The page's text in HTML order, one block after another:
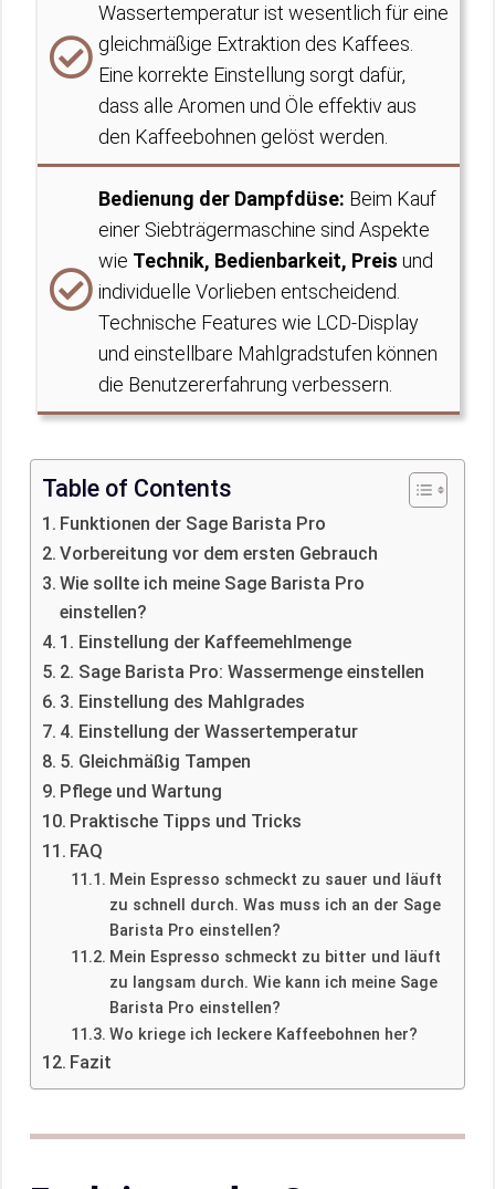
Wassertemperatur ist wesentlich für eine
gleichmäßige Extraktion des Kaffees.
Eine korrekte Einstellung sorgt dafür,
dass alle Aromen und Öle effektiv aus
den Kaffeebohnen gelöst werden.
Bedienung der Dampfdüse: Beim Kauf
einer Siebträgermaschine sind Aspekte
wie Technik, Bedienbarkeit, Preis und
individuelle Vorlieben entscheidend.
Technische Features wie LCD-Display
und einstellbare Mahlgradstufen können
die Benutzererfahrung verbessern.
Table of Contents
Funktionen der Sage Barista Pro
Vorbereitung vor dem ersten Gebrauch
Wie sollte ich meine Sage Barista Pro
einstellen?
1. Einstellung der Kaffeemehlmenge
2. Sage Barista Pro: Wassermenge einstellen
3. Einstellung des Mahlgrades
4. Einstellung der Wassertemperatur
5. Gleichmäßig Tampen
Pflege und Wartung
Praktische Tipps und Tricks
FAQ
Mein Espresso schmeckt zu sauer und läuft
zu schnell durch. Was muss ich an der Sage
Barista Pro einstellen?
Mein Espresso schmeckt zu bitter und läuft
zu langsam durch. Wie kann ich meine Sage
Barista Pro einstellen?
Wo kriege ich leckere Kaffeebohnen her?
Fazit